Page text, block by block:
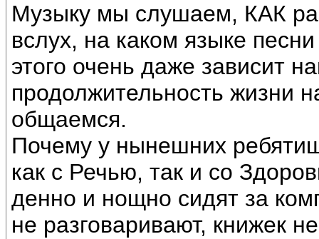
Музыку мы слушаем, КАК
вслух, на каком языке
этого очень даже зависит
продолжительность жизни
общаемся.
Почему у нынешних
как с Речью, так и со
денно и нощно сидят за
не разговаривают, книжек